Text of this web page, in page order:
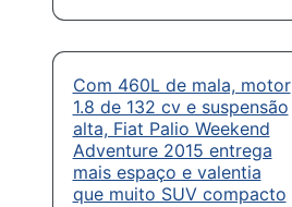
Com 460L de mala, motor
1.8 de 132 cv e suspensão
alta, Fiat Palio Weekend
Adventure 2015 entrega
mais espaço e valentia
que muito SUV compacto